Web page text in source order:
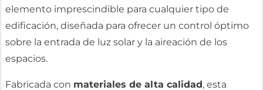
elemento imprescindible para cualquier tipo de
edificación, diseñada para ofrecer un control óptimo
sobre la entrada de luz solar y la aireación de los
espacios.
Fabricada con materiales de alta calidad, esta